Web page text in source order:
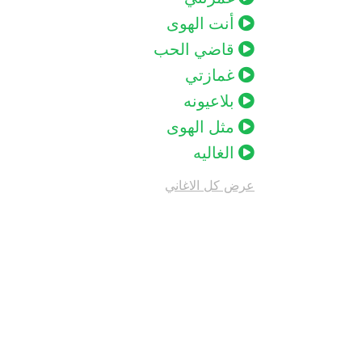
أنت الهوى
قاضي الحب
غمازتي
بلاعيونه
مثل الهوى
الغاليه
عرض كل الاغاني